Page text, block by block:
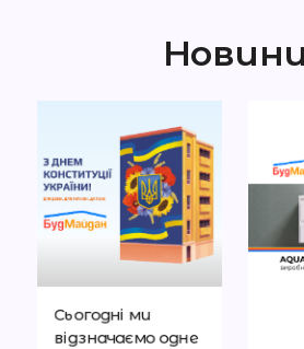
Новини
Сьогодні ми
відзначаємо одне